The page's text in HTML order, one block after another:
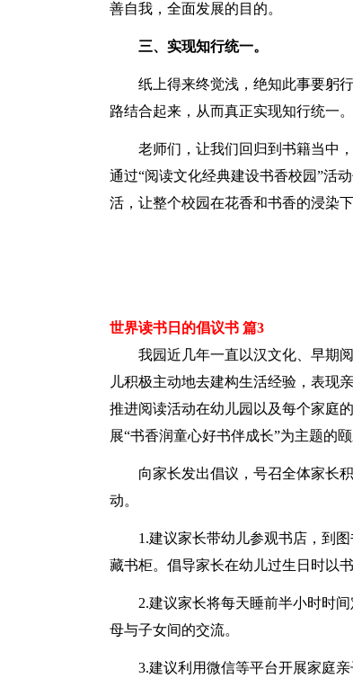
善自我，全面发展的目的。
三、实现知行统一。
纸上得来终觉浅，绝知此事要躬
路结合起来，从而真正实现知行统一。
老师们，让我们回归到书籍当中
通过“阅读文化经典建设书香校园”活
活，让整个校园在花香和书香的浸染
世界读书日的倡议书 篇3
我园近几年一直以汉文化、早期
儿积极主动地去建构生活经验，表现
推进阅读活动在幼儿园以及每个家庭
展“书香润童心好书伴成长”为主题的
向家长发出倡议，号召全体家长
动。
1.建议家长带幼儿参观书店，到
藏书柜。倡导家长在幼儿过生日时以
2.建议家长将每天睡前半小时时
母与子女间的交流。
3.建议利用微信等平台开展家庭